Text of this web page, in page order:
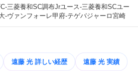
三菱養和SC調布Jrユース-三菱養和SCユー
-ヴァンフォーレ甲府-テゲバジャーロ宮崎
遠藤 光 詳しい経歴 遠藤 光 実績